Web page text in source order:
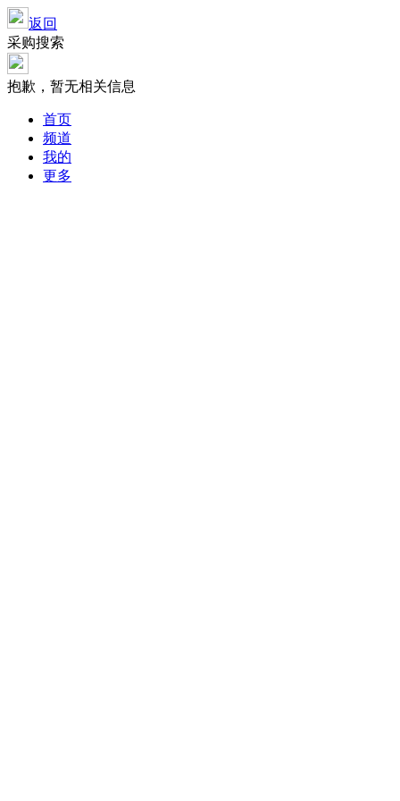
返回
采购搜索
抱歉，暂无相关信息
首页
频道
我的
更多